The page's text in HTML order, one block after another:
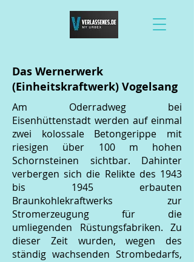
Das Wernerwerk
(Einheitskraftwerk) Vogelsang
Am Oderradweg bei
Eisenhüttenstadt werden auf einmal
zwei kolossale Betongerippe mit
riesigen über 100 m hohen
Schornsteinen sichtbar. Dahinter
verbergen sich die Relikte des 1943
bis 1945 erbauten
Braunkohlekraftwerks zur
Stromerzeugung für die
umliegenden Rüstungsfabriken. Zu
dieser Zeit wurden, wegen des
ständig wachsenden Strombedarfs,